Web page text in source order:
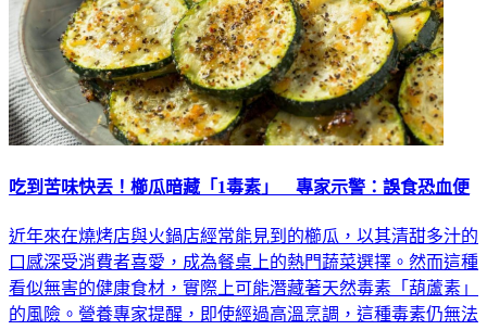
吃到苦味快丟！櫛瓜暗藏「1毒素」 專家示警：誤食恐血便
近年來在燒烤店與火鍋店經常能見到的櫛瓜，以其清甜多汁的
口感深受消費者喜愛，成為餐桌上的熱門蔬菜選擇。然而這種
看似無害的健康食材，實際上可能潛藏著天然毒素「葫蘆素」
的風險。營養專家提醒，即使經過高溫烹調，這種毒素仍無法